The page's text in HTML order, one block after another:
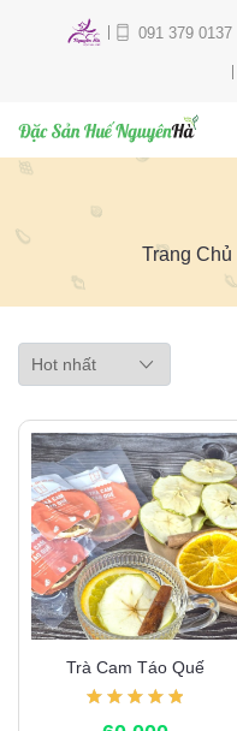
091 379 0137
Trang Chủ
Trà Cam Táo Quế